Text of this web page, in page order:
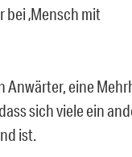
bei ‚Mensch mit
Anwärter, eine
sich viele ein
ist.